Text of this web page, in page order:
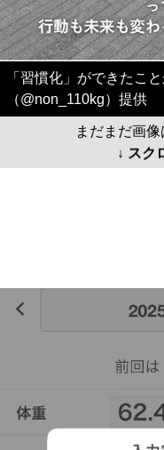
「習慣化」ができたこ
（@non_110kg）提供
まだまだ画像
↓ スク